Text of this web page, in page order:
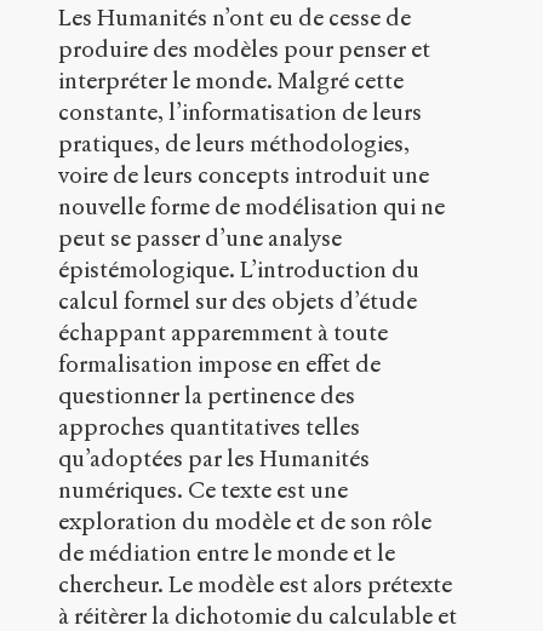
Vitali-
17
articles
Notes
Citations
Citer /
Partager
Exporter
Sauret,
Nicolas.
Epistémologie
modèle,
Des
Humanités
syntaxiques
2017.
Sens
public.
Les Humanités n’ont eu de cesse de
produire des modèles pour penser et
interpréter le monde. Malgré cette
constante, l’informatisation de leurs
pratiques, de leurs méthodologies,
voire de leurs concepts introduit une
nouvelle forme de modélisation qui ne
peut se passer d’une analyse
épistémologique. L’introduction du
calcul formel sur des objets d’étude
échappant apparemment à toute
formalisation impose en effet de
questionner la pertinence des
approches quantitatives telles
qu’adoptées par les Humanités
numériques. Ce texte est une
exploration du modèle et de son rôle
de médiation entre le monde et le
chercheur. Le modèle est alors prétexte
à réitèrer la dichotomie du calculable et